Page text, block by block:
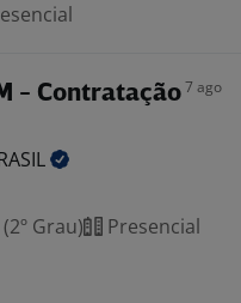
- Contratação7 ago
Grau)
Presencial